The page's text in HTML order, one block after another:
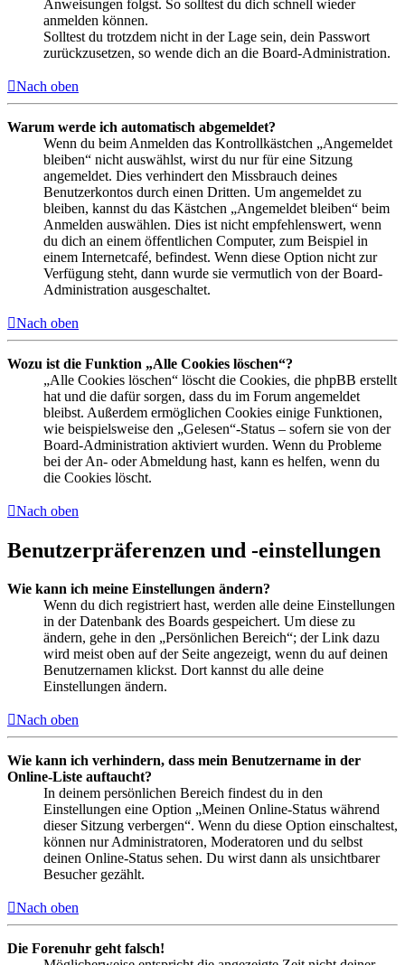
Anweisungen folgst. So solltest du dich schnell wieder
anmelden können.
Solltest du trotzdem nicht in der Lage sein, dein Passwort
zurückzusetzen, so wende dich an die Board-Administration.
Nach oben
Warum werde ich automatisch abgemeldet?
Wenn du beim Anmelden das Kontrollkästchen „Angemeldet
bleiben“ nicht auswählst, wirst du nur für eine Sitzung
angemeldet. Dies verhindert den Missbrauch deines
Benutzerkontos durch einen Dritten. Um angemeldet zu
bleiben, kannst du das Kästchen „Angemeldet bleiben“ beim
Anmelden auswählen. Dies ist nicht empfehlenswert, wenn
du dich an einem öffentlichen Computer, zum Beispiel in
einem Internetcafé, befindest. Wenn diese Option nicht zur
Verfügung steht, dann wurde sie vermutlich von der Board-
Administration ausgeschaltet.
Nach oben
Wozu ist die Funktion „Alle Cookies löschen“?
„Alle Cookies löschen“ löscht die Cookies, die phpBB erstellt
hat und die dafür sorgen, dass du im Forum angemeldet
bleibst. Außerdem ermöglichen Cookies einige Funktionen,
wie beispielsweise den „Gelesen“-Status – sofern sie von der
Board-Administration aktiviert wurden. Wenn du Probleme
bei der An- oder Abmeldung hast, kann es helfen, wenn du
die Cookies löscht.
Nach oben
Benutzerpräferenzen und -einstellungen
Wie kann ich meine Einstellungen ändern?
Wenn du dich registriert hast, werden alle deine Einstellungen
in der Datenbank des Boards gespeichert. Um diese zu
ändern, gehe in den „Persönlichen Bereich“; der Link dazu
wird meist oben auf der Seite angezeigt, wenn du auf deinen
Benutzernamen klickst. Dort kannst du alle deine
Einstellungen ändern.
Nach oben
Wie kann ich verhindern, dass mein Benutzername in der
Online-Liste auftaucht?
In deinem persönlichen Bereich findest du in den
Einstellungen eine Option „Meinen Online-Status während
dieser Sitzung verbergen“. Wenn du diese Option einschaltest,
können nur Administratoren, Moderatoren und du selbst
deinen Online-Status sehen. Du wirst dann als unsichtbarer
Besucher gezählt.
Nach oben
Die Forenuhr geht falsch!